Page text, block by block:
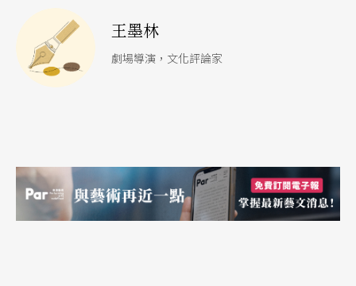
在台北、北京兩地演出過的作品，引起兩岸劇評人
衆多討論。台灣方面，對原住民（鄒族）通過漢人
「主導」所生產的一齣希臘悲劇，頗多不以爲然。
自己凌越弱勢找到一個支撐的理由」（見《表演藝
術》雜誌，1998年8月）；重貶則如呂健忠所言：
王墨林
劇場導演，文化評論家